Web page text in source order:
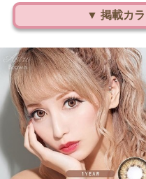
▼ 掲載カ